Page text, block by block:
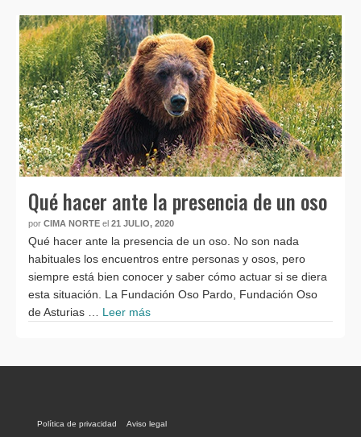
Qué hacer ante la presencia de un oso
por CIMA NORTE el 21 JULIO, 2020
Qué hacer ante la presencia de un oso. No son nada
habituales los encuentros entre personas y osos, pero
siempre está bien conocer y saber cómo actuar si se diera
esta situación. La Fundación Oso Pardo, Fundación Oso
de Asturias … Leer más
Política de privacidad Aviso legal